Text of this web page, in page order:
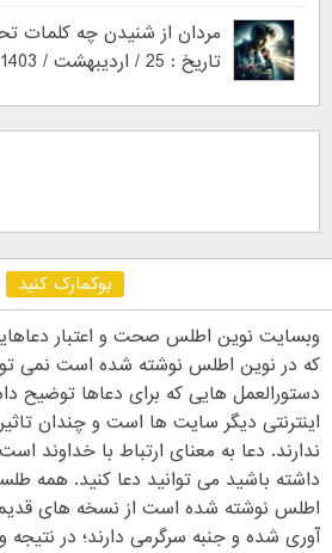
مردان از شنیدن چه کلمات
تاریخ : 25 / اردیبهشت / 1403
بوکمارک کنید
وبسایت نوین اطلس صحت و اعتبار
که در نوین اطلس نوشته شده است نمی
دستورالعمل هایی که برای دعاها توضیح
اینترنتی دیگر سایت ها است و چندان
ندارند. دعا به معنای ارتباط با خداوند
داشته باشید می توانید دعا کنید. همه
اطلس نوشته شده است از نسخه های
آوری شده و جنبه سرگرمی دارند؛ در نتیجه